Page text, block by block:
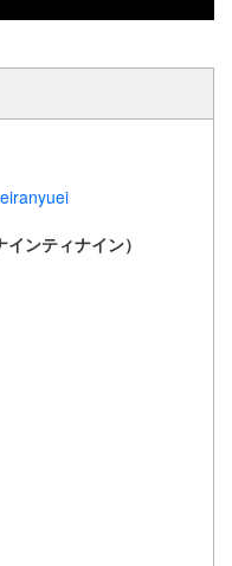
ンティナイン）